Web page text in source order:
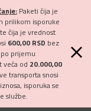
Paketi čija je
prilikom isporuke
čija je vrednost
600,00 RSD bez
prijemu
veća od 20.000,00
transporta snosi
isporuka se
službe.